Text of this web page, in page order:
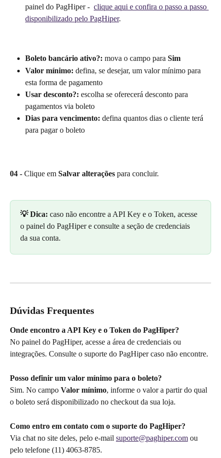
painel do PagHiper - clique aqui e confira o passo a passo
disponibilizado pelo PagHiper.
Boleto bancário ativo?: mova o campo para Sim
Valor mínimo: defina, se desejar, um valor mínimo para
esta forma de pagamento
Usar desconto?: escolha se oferecerá desconto para
pagamentos via boleto
Dias para vencimento: defina quantos dias o cliente terá
para pagar o boleto
04 - Clique em Salvar alterações para concluir.
💡 Dica: caso não encontre a API Key e o Token, acesse
o painel do PagHiper e consulte a seção de credenciais
da sua conta.
Dúvidas Frequentes
Onde encontro a API Key e o Token do PagHiper?
No painel do PagHiper, acesse a área de credenciais ou
integrações. Consulte o suporte do PagHiper caso não encontre.
Posso definir um valor mínimo para o boleto?
Sim. No campo Valor mínimo, informe o valor a partir do qual
o boleto será disponibilizado no checkout da sua loja.
Como entro em contato com o suporte do PagHiper?
Via chat no site deles, pelo e-mail suporte@paghiper.com ou
pelo telefone (11) 4063-8785.